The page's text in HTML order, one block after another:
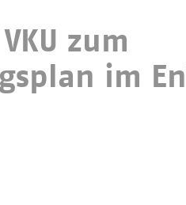
zum
im